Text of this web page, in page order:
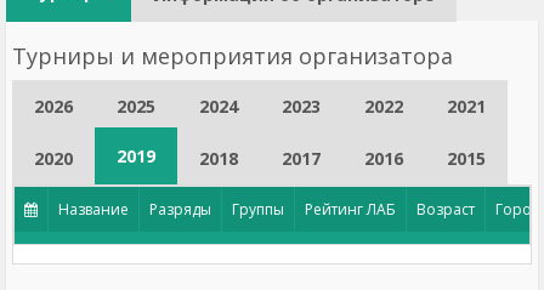
Турниры и мероприятия организатора
2026 2025 2024 2023 2022 2021
2020 2019 2018 2017 2016 2015
Название Разряды Группы Рейтинг ЛАБ Возраст Город